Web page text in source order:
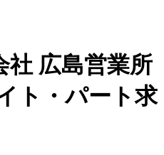
社 広島営業所
ト・パート求